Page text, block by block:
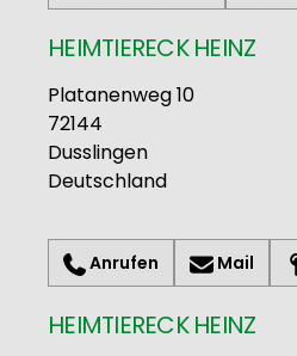
HEIMTIERECK HEINZ
Platanenweg 10
72144
Dusslingen
Deutschland
Anrufen Mail
HEIMTIERECK HEINZ